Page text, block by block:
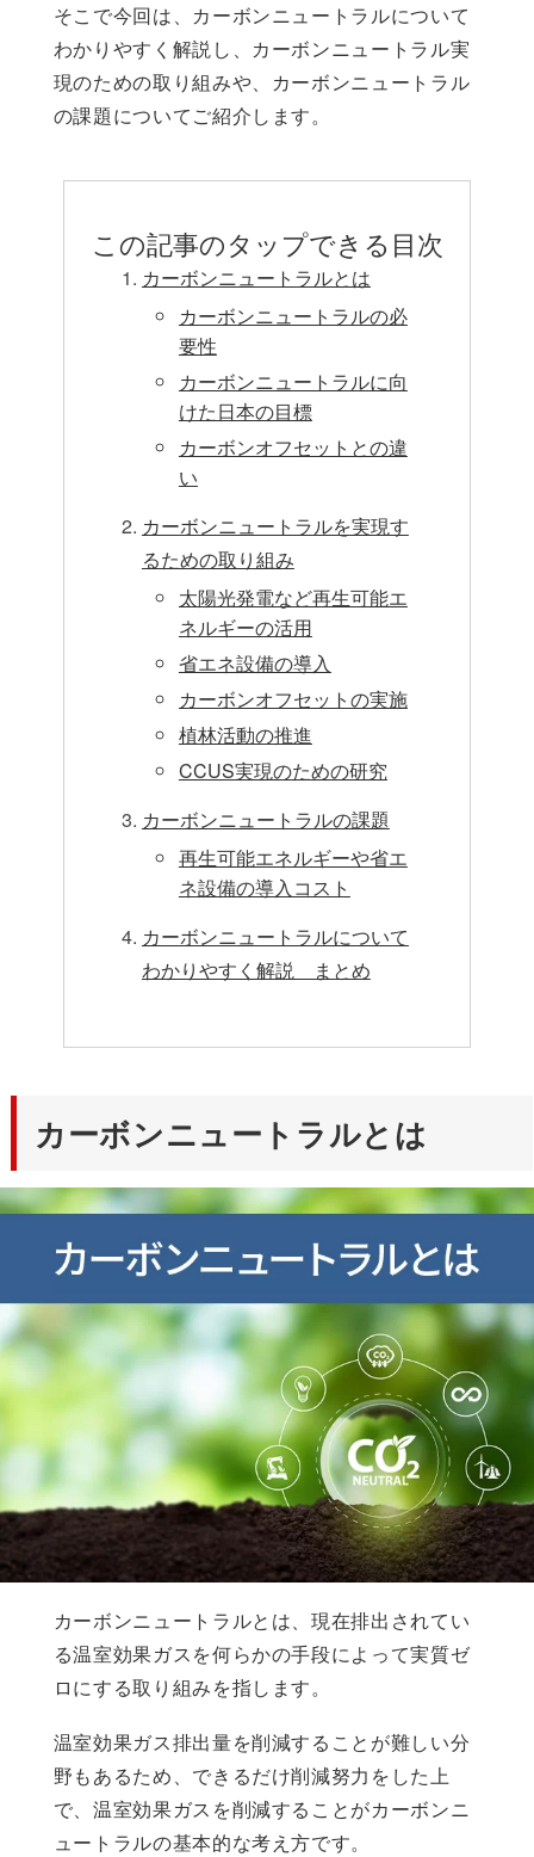
そこで今回は、カーボンニュートラルについて
わかりやすく解説し、カーボンニュートラル実
現のための取り組みや、カーボンニュートラル
の課題についてご紹介します。
この記事のタップできる目次
カーボンニュートラルとは
カーボンニュートラルの必
要性
カーボンニュートラルに向
けた日本の目標
カーボンオフセットとの違
い
カーボンニュートラルを実現す
るための取り組み
太陽光発電など再生可能エ
ネルギーの活用
省エネ設備の導入
カーボンオフセットの実施
植林活動の推進
CCUS実現のための研究
カーボンニュートラルの課題
再生可能エネルギーや省エ
ネ設備の導入コスト
カーボンニュートラルについて
わかりやすく解説 まとめ
カーボンニュートラルとは
カーボンニュートラルとは、現在排出されてい
る温室効果ガスを何らかの手段によって実質ゼ
ロにする取り組みを指します。
温室効果ガス排出量を削減することが難しい分
野もあるため、できるだけ削減努力をした上
で、温室効果ガスを削減することがカーボンニ
ュートラルの基本的な考え方です。